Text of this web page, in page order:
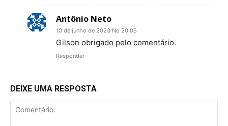
Antônio Neto
10 de junho de 2023 No 20:05
Gilson obrigado pelo comentário.
Responder
DEIXE UMA RESPOSTA